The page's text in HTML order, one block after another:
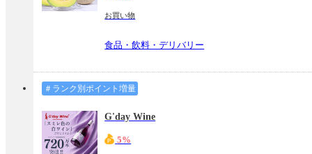
お買い物
食品・飲料・デリバリー
＃ランク別ポイント増量
G'day Wine
5%